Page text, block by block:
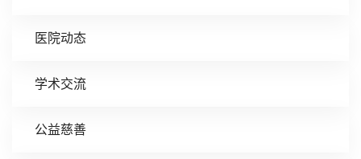
医院动态
学术交流
公益慈善